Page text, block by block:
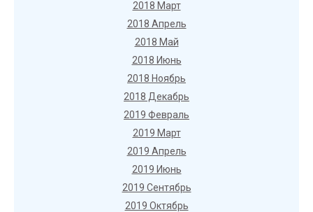
2018 Март
2018 Апрель
2018 Май
2018 Июнь
2018 Ноябрь
2018 Декабрь
2019 Февраль
2019 Март
2019 Апрель
2019 Июнь
2019 Сентябрь
2019 Октябрь